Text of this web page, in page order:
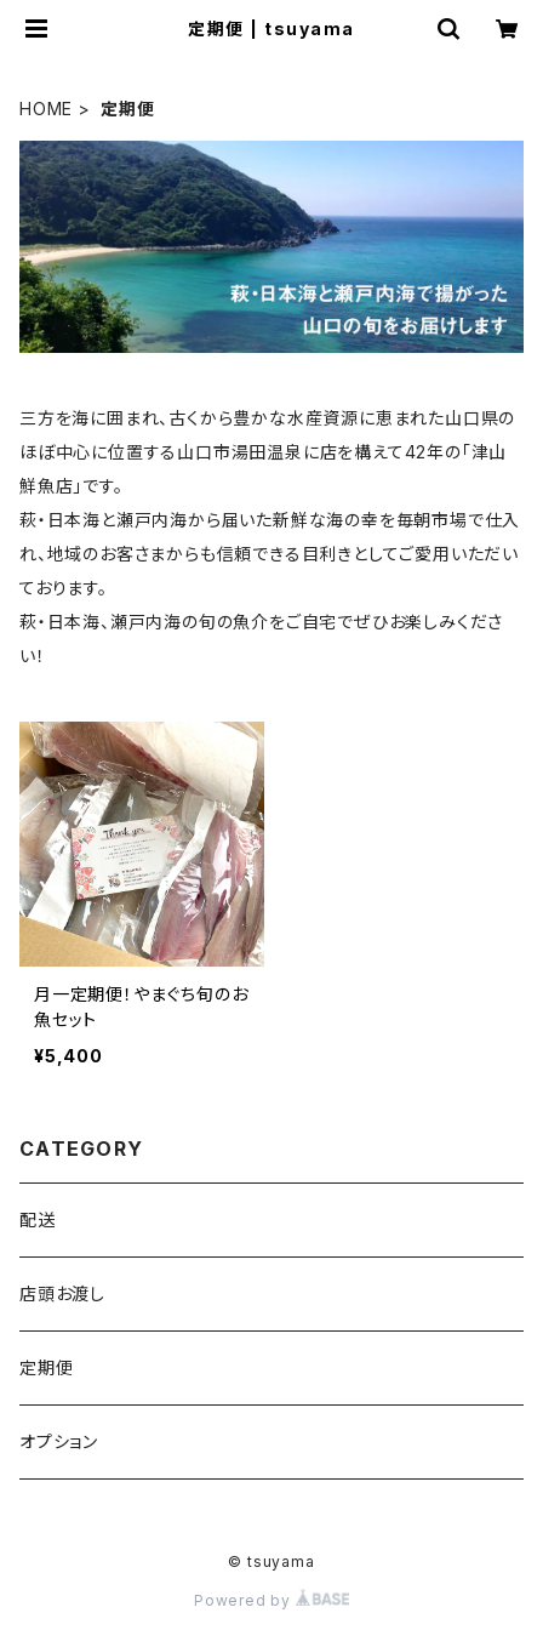
定期便 | tsuyama
HOME 定期便
三方を海に囲まれ、古くから豊かな水産資源に恵まれた山口県の
ほぼ中心に位置する山口市湯田温泉に店を構えて42年の「津山
鮮魚店」です。
萩・日本海と瀬戸内海から届いた新鮮な海の幸を毎朝市場で仕入
れ、地域のお客さまからも信頼できる目利きとしてご愛用いただい
ております。
萩・日本海、瀬戸内海の旬の魚介をご自宅でぜひお楽しみくださ
い！
月一定期便！やまぐち旬のお
魚セット
¥5,400
CATEGORY
配送
店頭お渡し
定期便
オプション
© tsuyama
Powered by